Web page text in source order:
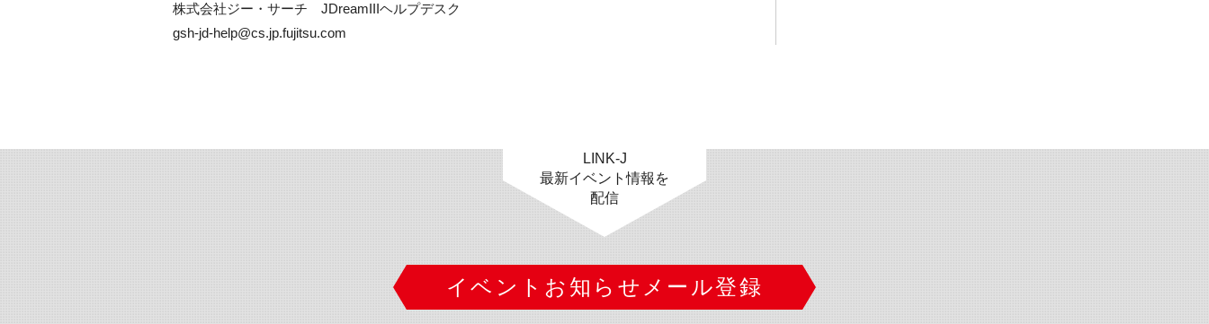
株式会社ジー・サーチ　JDreamIIIヘルプデスク
gsh-jd-help@cs.jp.fujitsu.com
LINK-J
最新イベント情報を
配信
イベントお知らせメール登録